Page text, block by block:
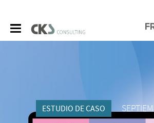
ESTUDIO DE CASO